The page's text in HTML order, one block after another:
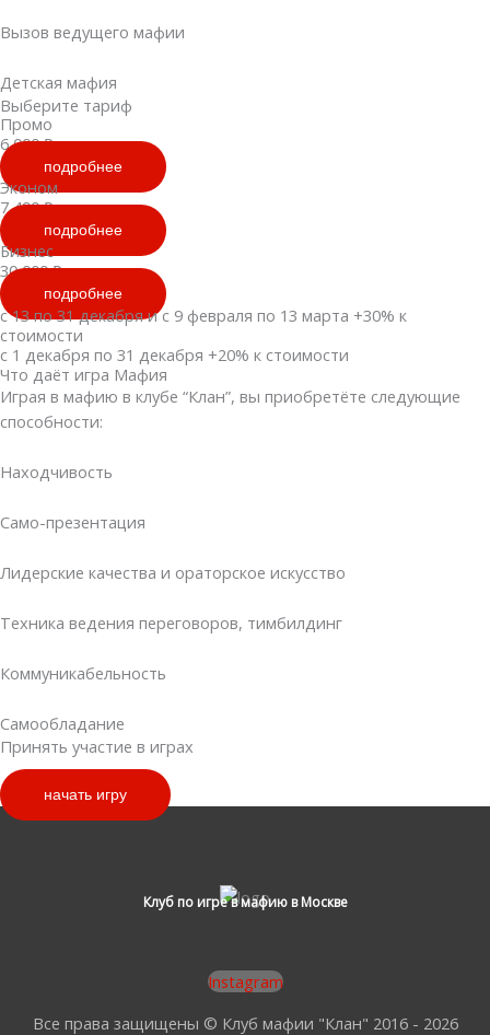
Вызов ведущего мафии
Детская мафия
Выберите тариф
Промо
6 000 ₽
подробнее
Эконом
7 490 ₽
подробнее
Бизнес
30 000 ₽
подробнее
с 13 по 31 декабря и с 9 февраля по 13 марта +30% к
стоимости
с 1 декабря по 31 декабря +20% к стоимости
Что даёт игра Мафия
Играя в мафию в клубе “Клан”, вы приобретёте следующие
способности:
Находчивость
Само-презентация
Лидерские качества и ораторское искусство
Техника ведения переговоров, тимбилдинг
Коммуникабельность
Самообладание
Принять участие в играх
начать игру
Клуб по игре в мафию в Москве
Instagram
Все права защищены © Клуб мафии "Клан" 2016 - 2026